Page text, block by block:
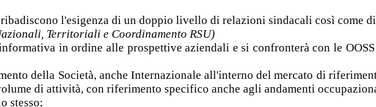
l'esigenza di un doppio livello di relazioni sindacali così come
Territoriali e Coordinamento RSU)
in ordine alle prospettive aziendali e si confronterà con le
della Società, anche Internazionale all'interno del mercato di
di attività, con riferimento specifico anche agli andamenti
stesso;